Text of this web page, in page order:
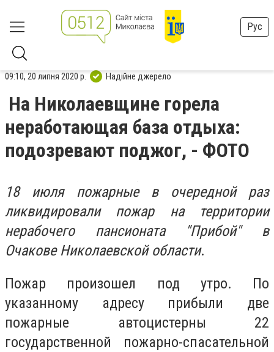
Рус
09:10, 20 липня 2020 р. Надійне джерело
На Николаевщине горела
неработающая база отдыха:
подозревают поджог, - ФОТО
18 июля пожарные в очередной раз
ликвидировали пожар на территории
нерабочего пансионата "Прибой" в
Очакове Николаевской области.
Пожар произошел под утро. По
указанному адресу прибыли две
пожарные автоцистерны 22
государственной пожарно-спасательной